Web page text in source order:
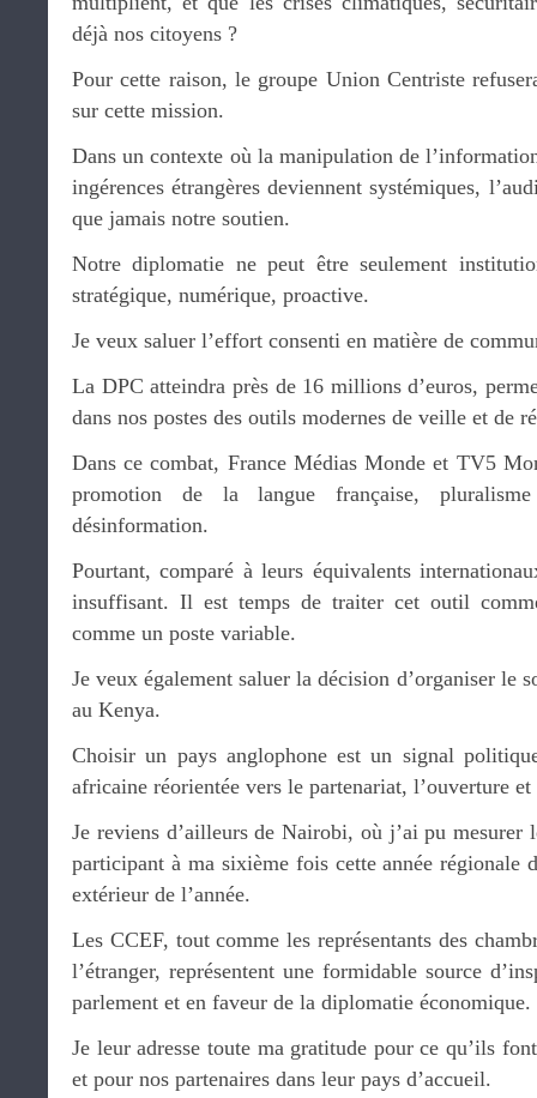
déjà nos citoyens ?
Pour cette raison, le groupe Union Centriste
sur cette mission.
Dans un contexte où la manipulation de
ingérences étrangères deviennent systémiques,
que jamais notre soutien.
Notre diplomatie ne peut être seulement
stratégique, numérique, proactive.
Je veux saluer l’effort consenti en matière de
La DPC atteindra près de 16 millions d’euros,
dans nos postes des outils modernes de veille et de
Dans ce combat, France Médias Monde et TV5
promotion de la langue française,
désinformation.
Pourtant, comparé à leurs équivalents
insuffisant. Il est temps de traiter cet outil
comme un poste variable.
Je veux également saluer la décision d’organiser le
au Kenya.
Choisir un pays anglophone est un signal
africaine réorientée vers le partenariat, l’ouverture
Je reviens d’ailleurs de Nairobi, où j’ai pu mesurer
participant à ma sixième fois cette année régionale
extérieur de l’année.
Les CCEF, tout comme les représentants des
l’étranger, représentent une formidable source
parlement et en faveur de la diplomatie économique.
Je leur adresse toute ma gratitude pour ce qu’ils
et pour nos partenaires dans leur pays d’accueil.